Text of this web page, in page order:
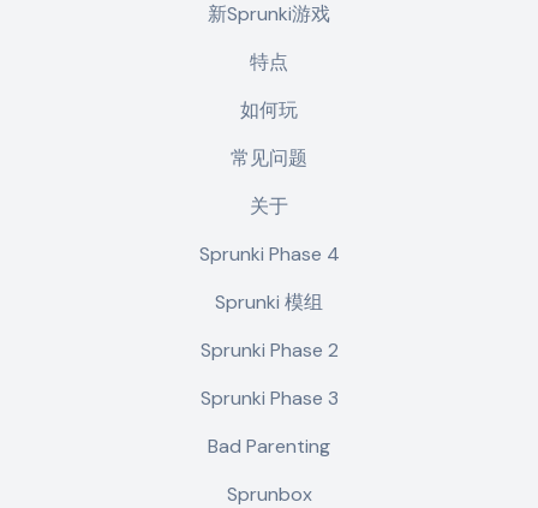
新Sprunki游戏
特点
如何玩
常见问题
关于
Sprunki Phase 4
Sprunki 模组
Sprunki Phase 2
Sprunki Phase 3
Bad Parenting
Sprunbox